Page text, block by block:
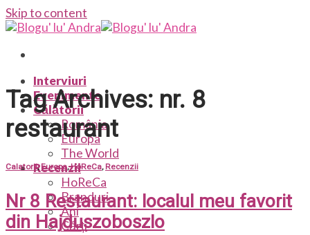
Skip to content
Interviuri
Evenimente
Călătorii
România
Europa
The World
Recenzii
HoReCa
Branduri
Ani
Cărți
Tag Archives: nr. 8
restaurant
Calatorii,Europa,HoReCa, Recenzii
Nr 8 Restaurant: localul meu favorit
din Hajduszoboszlo